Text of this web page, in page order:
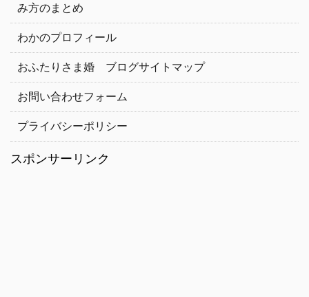
み方のまとめ
わかのプロフィール
おふたりさま婚 ブログサイトマップ
お問い合わせフォーム
プライバシーポリシー
スポンサーリンク